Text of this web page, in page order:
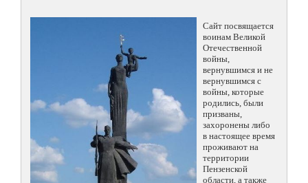
Сайт посвящается
воинам Великой
Отечественной
войны,
вернувшимся и не
вернувшимся с
войны, которые
родились, были
призваны,
захоронены либо
в настоящее время
проживают на
территории
Пензенской
области, а также